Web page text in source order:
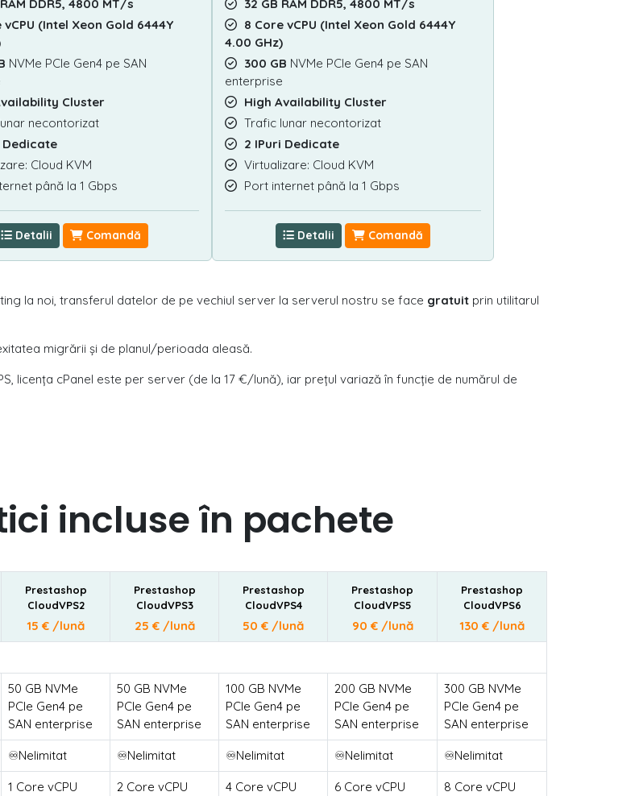
DDR5, 4800 MT/s
vCPU (Intel Xeon Gold 6444Y
NVMe PCIe Gen4 pe SAN
Cluster
necontorizat
Dedicate
Cloud KVM
până la 1 Gbps
Detalii Comandă
32 GB RAM DDR5, 4800 MT/s
8 Core vCPU (Intel Xeon Gold 6444Y
4.00 GHz)
300 GB NVMe PCIe Gen4 pe SAN
enterprise
High Availability Cluster
Trafic lunar necontorizat
2 IPuri Dedicate
Virtualizare: Cloud KVM
Port internet până la 1 Gbps
Detalii Comandă
la noi, transferul datelor de pe vechiul server la serverul nostru se face gratuit prin utilitarul
migrării și de planul/perioada aleasă.
licența cPanel este per server (de la 17 €/lună), iar prețul variază în funcție de numărul de
incluse în pachete
Prestashop
CloudVPS2
15 € /lună
Prestashop
CloudVPS3
25 € /lună
Prestashop
CloudVPS4
50 € /lună
Prestashop
CloudVPS5
90 € /lună
Prestashop
CloudVPS6
130 € /lună
50 GB NVMe
PCIe Gen4 pe
SAN enterprise
50 GB NVMe
PCIe Gen4 pe
SAN enterprise
100 GB NVMe
PCIe Gen4 pe
SAN enterprise
200 GB NVMe
PCIe Gen4 pe
SAN enterprise
300 GB NVMe
PCIe Gen4 pe
SAN enterprise
♾️Nelimitat ♾️Nelimitat ♾️Nelimitat ♾️Nelimitat ♾️Nelimitat
1 Core vCPU
2 Core vCPU
4 Core vCPU
6 Core vCPU
8 Core vCPU